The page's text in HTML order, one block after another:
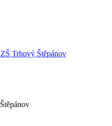
Trhový Štěpánov